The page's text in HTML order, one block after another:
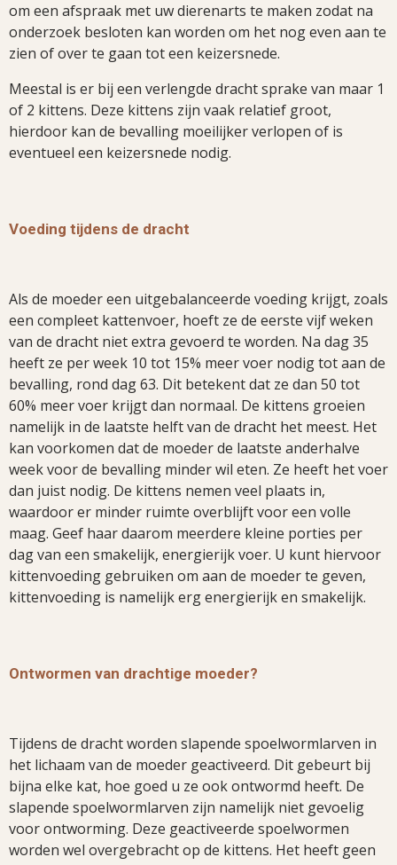
om een afspraak met uw dierenarts te maken zodat na
onderzoek besloten kan worden om het nog even aan te
zien of over te gaan tot een keizersnede.
Meestal is er bij een verlengde dracht sprake van maar 1
of 2 kittens. Deze kittens zijn vaak relatief groot,
hierdoor kan de bevalling moeilijker verlopen of is
eventueel een keizersnede nodig.
Voeding tijdens de dracht
Als de moeder een uitgebalanceerde voeding krijgt, zoals
een compleet kattenvoer, hoeft ze de eerste vijf weken
van de dracht niet extra gevoerd te worden. Na dag 35
heeft ze per week 10 tot 15% meer voer nodig tot aan de
bevalling, rond dag 63. Dit betekent dat ze dan 50 tot
60% meer voer krijgt dan normaal. De kittens groeien
namelijk in de laatste helft van de dracht het meest. Het
kan voorkomen dat de moeder de laatste anderhalve
week voor de bevalling minder wil eten. Ze heeft het voer
dan juist nodig. De kittens nemen veel plaats in,
waardoor er minder ruimte overblijft voor een volle
maag. Geef haar daarom meerdere kleine porties per
dag van een smakelijk, energierijk voer. U kunt hiervoor
kittenvoeding gebruiken om aan de moeder te geven,
kittenvoeding is namelijk erg energierijk en smakelijk.
Ontwormen van drachtige moeder?
Tijdens de dracht worden slapende spoelwormlarven in
het lichaam van de moeder geactiveerd. Dit gebeurt bij
bijna elke kat, hoe goed u ze ook ontwormd heeft. De
slapende spoelwormlarven zijn namelijk niet gevoelig
voor ontworming. Deze geactiveerde spoelwormen
worden wel overgebracht op de kittens. Het heeft geen